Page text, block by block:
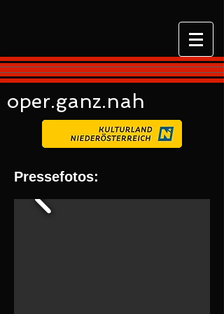
oper.ganz.nah
Pressefotos: